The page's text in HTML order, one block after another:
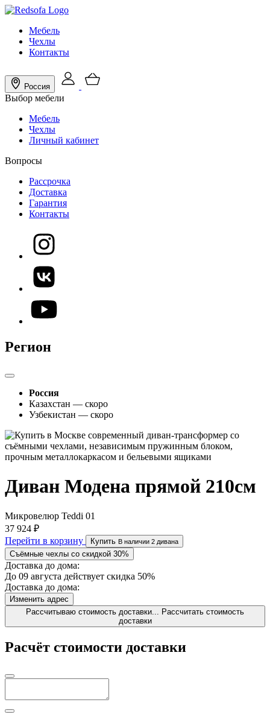
Мебель
Чехлы
Контакты
Россия
Выбор мебели
Мебель
Чехлы
Личный кабинет
Вопросы
Рассрочка
Доставка
Гарантия
Контакты
Регион
Россия
Казахстан — скоро
Узбекистан — скоро
Диван Модена прямой 210см
Микровелюр Teddi 01
37 924 ₽
Перейти в корзину
Купить В наличии 2 дивана
Съёмные чехлы со скидкой 30%
Доставка до дома:
До 09 августа действует скидка 50%
Доставка до дома:
Изменить адрес
Рассчитываю стоимость доставки...
Рассчитать стоимость
доставки
Расчёт стоимости доставки